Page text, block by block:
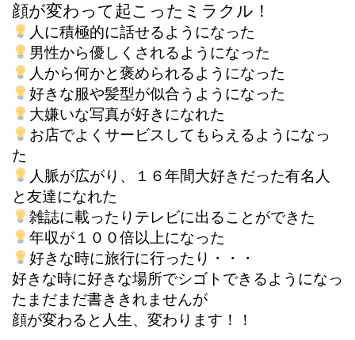
顔が変わって起こったミラクル！
人に積極的に話せるようになった
男性から優しくされるようになった
人から何かと褒められるようになった
好きな服や髪型が似合うようになった
大嫌いな写真が好きになれた
お店でよくサービスしてもらえるようになっ
た
人脈が広がり、１６年間大好きだった有名人
と友達になれた
雑誌に載ったりテレビに出ることができた
年収が１００倍以上になった
好きな時に旅行に行ったり・・・
好きな時に好きな場所でシゴトできるようになっ
たまだまだ書ききれませんが
顔が変わると人生、変わります！！